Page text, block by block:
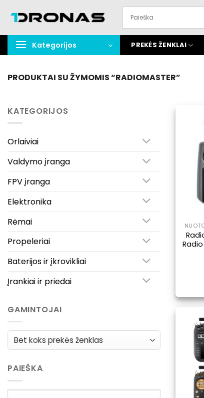
turinį
Kategorijos PREKĖS ŽENKLAI
PRODUKTAI SU ŽYMOMIS “RADIOMASTER”
KATEGORIJOS
Orlaiviai
Valdymo įranga
FPV įranga
Elektronika
Rėmai
Propeleriai
Baterijos ir įkrovikliai
Įrankiai ir priedai
GAMINTOJAI
PAIEŠKA